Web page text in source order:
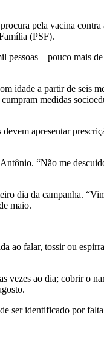
pela vacina
(PSF).
– pouco mais
idade a partir de seis
medidas
apresentar
“Não me
dia da campanha.
maio.
ao falar, tossir ou
vezes ao dia; cobrir o
ser identificado por